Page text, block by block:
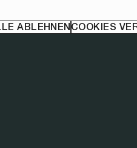
ABLEHNENCOOKIES